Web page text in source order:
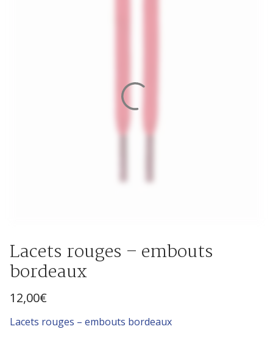
Lacets rouges – embouts
bordeaux
12,00€
Lacets rouges – embouts bordeaux